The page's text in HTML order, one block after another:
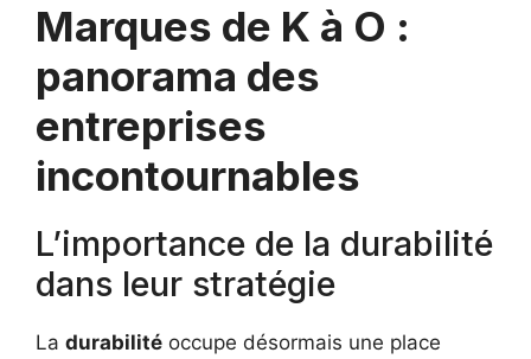
Marques de K à O :
panorama des
entreprises
incontournables
L’importance de la durabilité
dans leur stratégie
La durabilité occupe désormais une place